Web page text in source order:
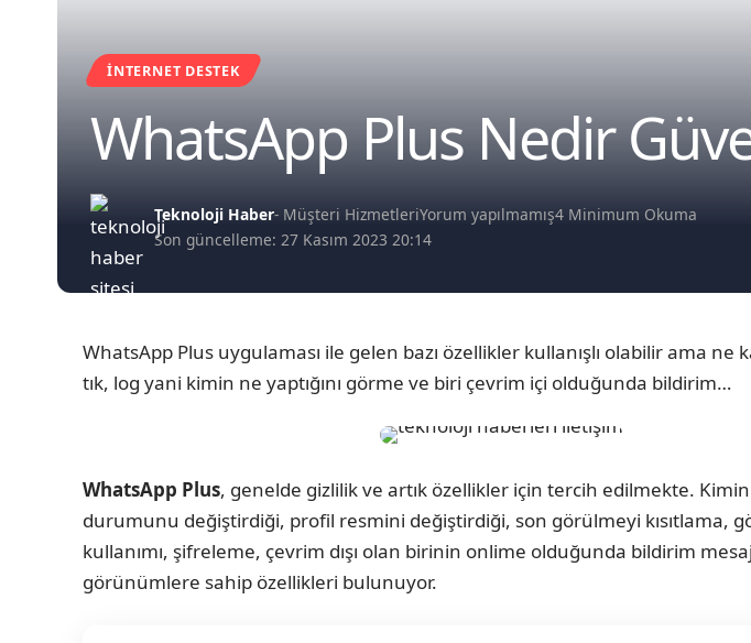
İNTERNET DESTEK
WhatsApp Plus Nedir
Son güncelleme: 27 Kasım 2023 20:14
Teknoloji Haber- Müşteri HizmetleriYorum yapılmamış4 Minimum Okuma
WhatsApp Plus uygulaması ile gelen bazı özellikler kullanışlı olabilir ama ne
tık, log yani kimin ne yaptığını görme ve biri çevrim içi olduğunda bildirim…
WhatsApp Plus, genelde gizlilik ve artık özellikler için tercih edilmekte.
durumunu değiştirdiği, profil resmini değiştirdiği, son görülmeyi kısıtlama,
kullanımı, şifreleme, çevrim dışı olan birinin onlime olduğunda bildirim
görünümlere sahip özellikleri bulunuyor.